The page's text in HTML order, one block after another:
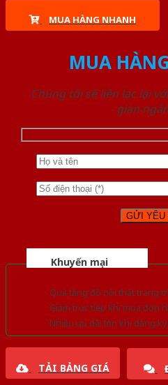
MUA HÀNG NHANH
MUA
Chúng tôi sẽ liên lạc lại
gian
Khuyến mại
Quà tặng đồ nội thất trang
Giảm trực tiếp khi mua đơn
Nhiều ưu đãi lớn khi đăng
TẢI BẢNG GIÁ